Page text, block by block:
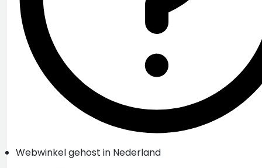
Webwinkel gehost in Nederland